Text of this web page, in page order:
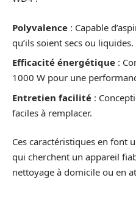
Polyvalence : Capable
qu’ils soient secs ou liquides.
Efficacité énergétique :
1000 W pour une
Entretien facilité :
faciles à remplacer.
Ces caractéristiques en font
qui cherchent un appareil
nettoyage à domicile ou en